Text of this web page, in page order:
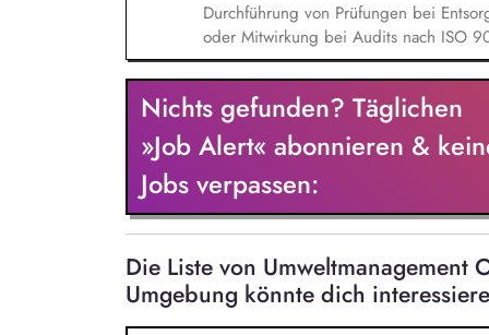
Durchführung von Prüfungen bei
oder Mitwirkung bei Audits nach ISO
Bewertung abfallwirtschaftlicher
Anforderungen Prüfung von
Betriebsorganisation und
Prüfberichte Fachlicher Austausch mit
Auditorenteams
Nichts gefunden? Täglichen
»Job Alert« abonnieren &
Jobs verpassen:
Die Liste von
Umgebung könnte dich